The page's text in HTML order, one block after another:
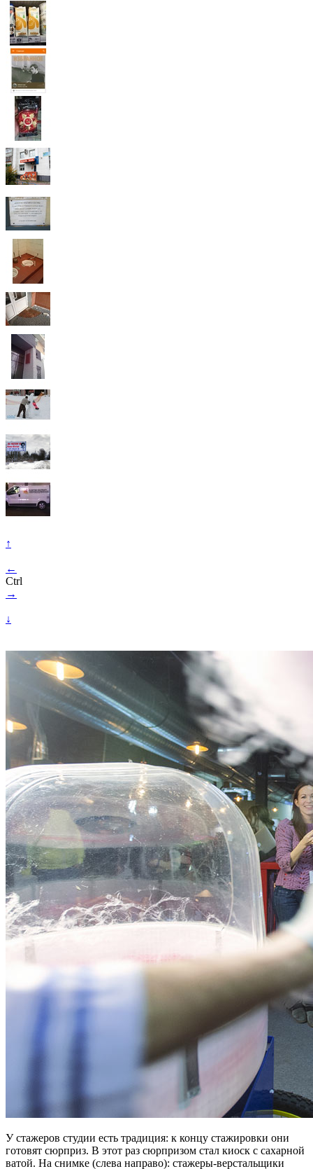
↑
←
Ctrl
→
↓
У стажеров студии есть традиция: к концу стажировки они
готовят сюрприз. В этот раз сюрпризом стал киоск с сахарной
ватой. На снимке (слева направо): стажеры-верстальщики